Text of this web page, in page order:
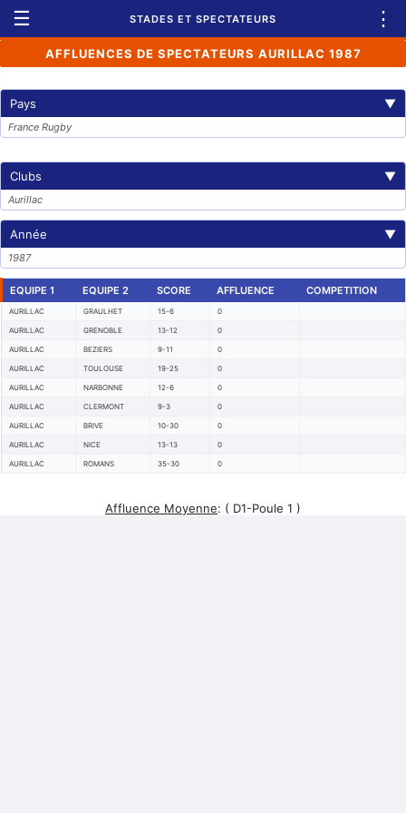
☰ STADES ET SPECTATEURS ⋮
AFFLUENCES DE SPECTATEURS AURILLAC 1987
Pays ▼
France Rugby
Clubs ▼
Aurillac
Année ▼
1987
EQUIPE 1 EQUIPE 2 SCORE AFFLUENCE COMPETITION
AURILLAC GRAULHET 15-6 0
AURILLAC GRENOBLE 13-12 0
AURILLAC BEZIERS 9-11 0
AURILLAC TOULOUSE 19-25 0
AURILLAC NARBONNE 12-6 0
AURILLAC CLERMONT 9-3 0
AURILLAC BRIVE 10-30 0
AURILLAC NICE 13-13 0
AURILLAC ROMANS 35-30 0
Affluence Moyenne: ( D1-Poule 1 )